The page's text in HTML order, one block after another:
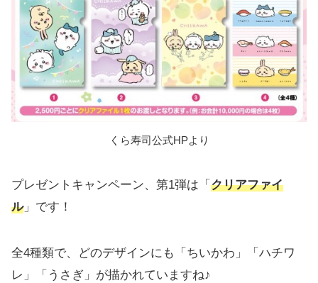
くら寿司公式HPより
プレゼントキャンペーン、第1弾は「 クリアファイ
ル」です！
全4種類で、どのデザインにも「ちいかわ」「ハチワ
レ」「うさぎ」が描かれていますね♪